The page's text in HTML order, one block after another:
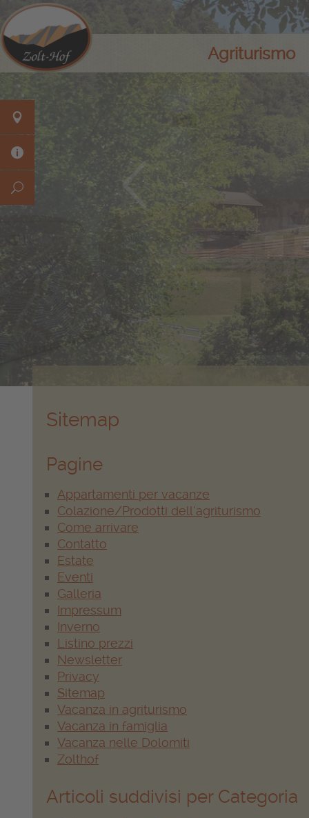
Agriturismo
Sitemap
Pagine
Appartamenti per vacanze
Colazione/Prodotti dell‘agriturismo
Come arrivare
Contatto
Estate
Eventi
Galleria
Impressum
Inverno
Listino prezzi
Newsletter
Privacy
Sitemap
Vacanza in agriturismo
Vacanza in famiglia
Vacanza nelle Dolomiti
Zolthof
Articoli suddivisi per Categoria